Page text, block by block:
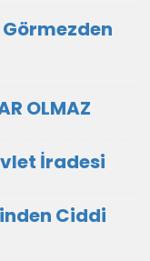
OLMAZ
İradesi
Ciddi